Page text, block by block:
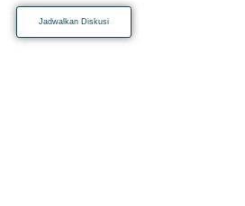
Jadwalkan Diskusi